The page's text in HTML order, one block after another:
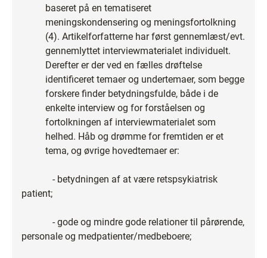
baseret på en tematiseret
meningskondensering og meningsfortolkning
(4). Artikelforfatterne har først gennemlæst/evt.
gennemlyttet interviewmaterialet individuelt.
Derefter er der ved en fælles drøftelse
identificeret temaer og undertemaer, som begge
forskere finder betydningsfulde, både i de
enkelte interview og for forståelsen og
fortolkningen af interviewmaterialet som
helhed. Håb og drømme for fremtiden er et
tema, og øvrige hovedtemaer er:
- betydningen af at være retspsykiatrisk
patient;
- gode og mindre gode relationer til pårørende,
personale og medpatienter/medbeboere;